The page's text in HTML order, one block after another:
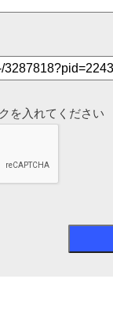
を入れてください